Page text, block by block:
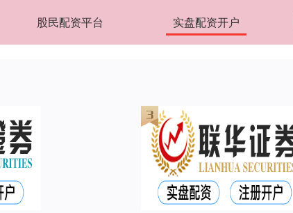
股民配资平台 实盘配资开户